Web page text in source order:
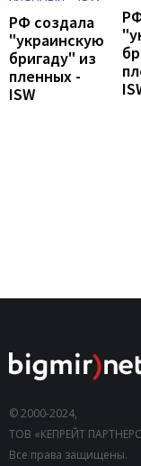
РФ создала
"украинскую
бригаду" из
пленных -
ISW
© 2000-2024,
ТОВ «КЕПРЕЙТ
Все права защищены.